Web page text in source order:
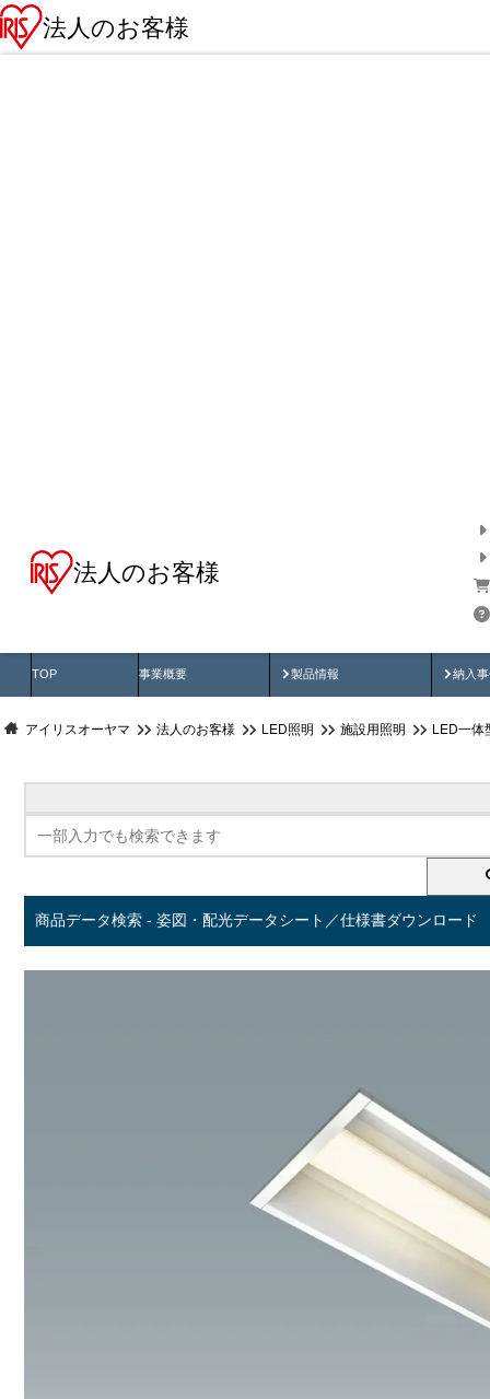
法人のお客様
法人のお客様
TOP 事業概要 製品情報
製品動画 納入
納
アイリスオーヤマ 法人のお客様 LED照明 施設用照明 LED一体
商品データ検索 - 姿図・配光データシート／仕様書ダウンロード